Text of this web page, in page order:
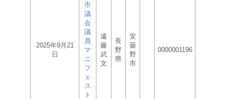
2025年9月21
日
市
議
会
議
員
マ
ニ
フ
ェ
ス
ト
遠
藤
武
文
長
野
県
安
曇
野
市
0000001196